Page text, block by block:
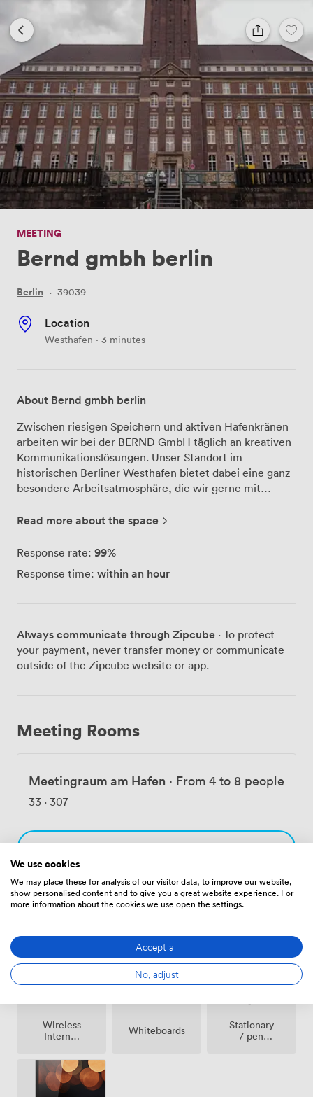
MEETING
Bernd gmbh berlin
Berlin · 39039
Location
Westhafen · 3 minutes
About Bernd gmbh berlin
Zwischen riesigen Speichern und aktiven Hafenkränen
arbeiten wir bei der BERND GmbH täglich an kreativen
Kommunikationslösungen. Unser Standort im
historischen Berliner Westhafen bietet dabei eine ganz
besondere Arbeitsatmosphäre, die wir gerne mit
teilen. Der Blick aus unseren Räumen auf das
Verwaltungsgebäude schafft eine inspirierende
industrielle Architektur des Westhafens verleiht jedem
Kommunikationsagentur nutzen wir diese
Räumlichkeiten selbst für Strategiesitzungen, Kreativ-
Workshops und Kundenpräsentationen. Unsere
Kommunikation haben wir uns einen Namen gemacht –
Galas. Praktisch ist unsere direkte Nachbarschaft zum
WECC Westhafen Event & Convention Center. Die
erweitert unsere Möglichkeiten erheblich. So können
wir flexibel auf unterschiedliche Veranstaltungsgrößen
es unseren Gästen leicht: Die Ringbahn und
Stadtautobahn sind schnell erreicht, die U-Bahn-
Straße liegen in der Nähe. Nachhaltigkeit ist uns
wichtig – dafür wurden wir mit dem High-Performer-
Zertifikat ausgezeichnet, das ökologische, soziale und
ökonomische Kriterien berücksichtigt. Wir freuen uns
Read more about the space
Response rate: 99%
Response time: within an hour
Always communicate through Zipcube · To protect
your payment, never transfer money or communicate
outside of the Zipcube website or app.
Meeting Rooms
Meetingraum am Hafen · From 4 to 8 people
33 · 307
Choose
Wireless
Internet
Whiteboards
Stationary
/ pen
We use cookies
We may place these for analysis of our visitor data, to improve our website,
show personalised content and to give you a great website experience. For
more information about the cookies we use open the settings.
Accept all
No, adjust